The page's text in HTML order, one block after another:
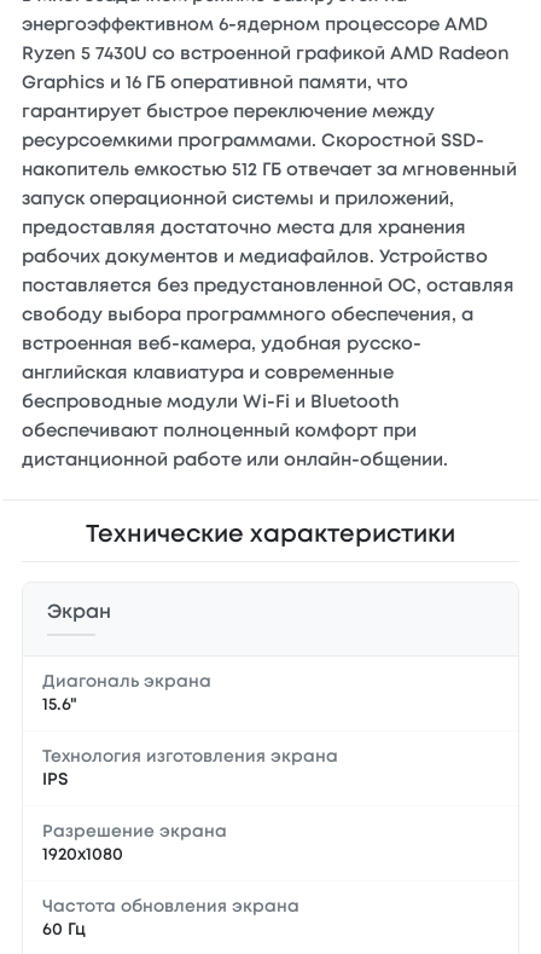
энергоэффективном 6-ядерном процессоре AMD
Ryzen 5 7430U со встроенной графикой AMD Radeon
Graphics и 16 ГБ оперативной памяти, что
гарантирует быстрое переключение между
ресурсоемкими программами. Скоростной SSD-
накопитель емкостью 512 ГБ отвечает за мгновенный
запуск операционной системы и приложений,
предоставляя достаточно места для хранения
рабочих документов и медиафайлов. Устройство
поставляется без предустановленной ОС, оставляя
свободу выбора программного обеспечения, а
встроенная веб-камера, удобная русско-
английская клавиатура и современные
беспроводные модули Wi-Fi и Bluetooth
обеспечивают полноценный комфорт при
дистанционной работе или онлайн-общении.
Технические характеристики
Экран
Диагональ экрана
15.6"
Технология изготовления экрана
IPS
Разрешение экрана
1920x1080
Частота обновления экрана
60 Гц